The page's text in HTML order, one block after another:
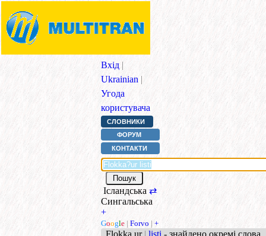
Вхід |
Ukrainian |
Угода
користувача
СЛОВНИКИ
ФОРУМ
КОНТАКТИ
Ісландська ⇄
Сингальська
+
Google | Forvo | +